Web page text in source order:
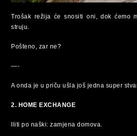
Trošak režija će snositi oni, dok ćemo
struju.
Pošteno, zar ne?
—-
A onda je u priču ušla još jedna super
2. HOME EXCHANGE
Iliti po naški: zamjena domova.